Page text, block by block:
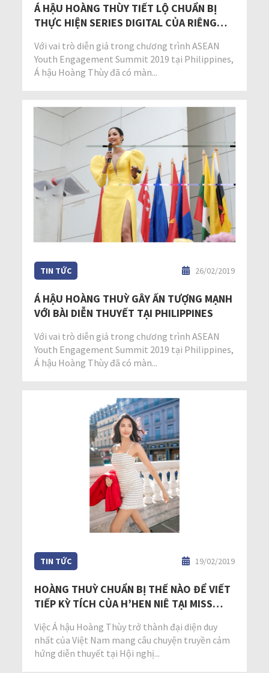
Á HẬU HOÀNG THÙY TIẾT LỘ CHUẨN BỊ
THỰC HIỆN SERIES DIGITAL CỦA RIÊNG
Với vai trò diễn giả trong chương trình ASEAN
Youth Engagement Summit 2019 tại Philippines,
Á hậu Hoàng Thùy đã có màn...
TIN TỨC 26/02/2019
Á HẬU HOÀNG THUỲ GÂY ẤN TƯỢNG MẠNH
VỚI BÀI DIỄN THUYẾT TẠI PHILIPPINES
Với vai trò diễn giả trong chương trình ASEAN
Youth Engagement Summit 2019 tại Philippines,
Á hậu Hoàng Thùy đã có màn...
TIN TỨC 19/02/2019
HOÀNG THUỲ CHUẨN BỊ THẾ NÀO ĐỂ VIẾT
TIẾP KỲ TÍCH CỦA H’HEN NIÊ TẠI MISS
Việc Á hậu Hoàng Thùy trở thành đại diện duy
nhất của Việt Nam mang câu chuyện truyền cảm
hứng diễn thuyết tại Hội nghị...